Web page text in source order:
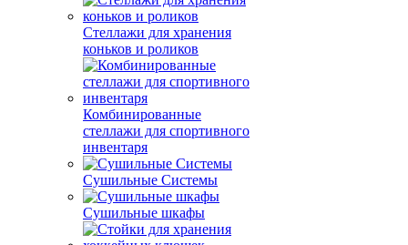
Стеллажи для хранения
коньков и роликов
Комбинированные
стеллажи для спортивного
инвентаря
Сушильные Системы
Сушильные шкафы